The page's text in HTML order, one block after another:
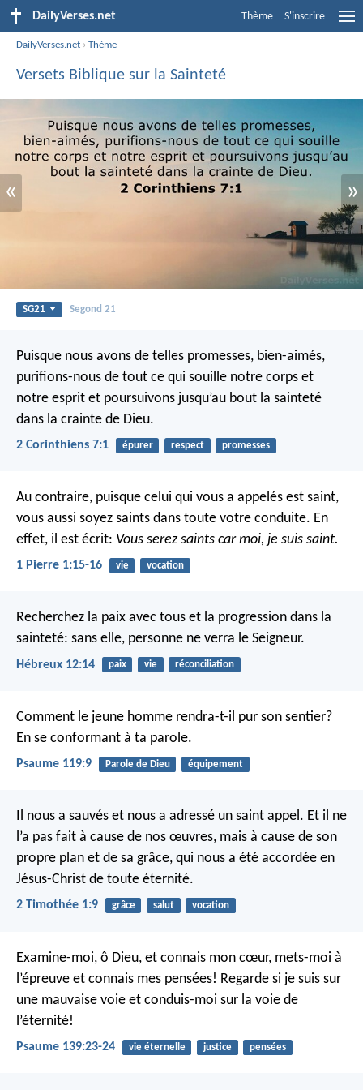
DailyVerses.net Thème S'inscrire
DailyVerses.net ›Thème
Versets Biblique sur la Sainteté
« »
SG21 Segond 21
Puisque nous avons de telles promesses, bien-aimés,
purifions-nous de tout ce qui souille notre corps et
notre esprit et poursuivons jusqu’au bout la sainteté
dans la crainte de Dieu.
2 Corinthiens 7:1 épurer respect promesses
Au contraire, puisque celui qui vous a appelés est saint,
vous aussi soyez saints dans toute votre conduite. En
effet, il est écrit: Vous serez saints car moi, je suis saint.
1 Pierre 1:15-16 vie vocation
Recherchez la paix avec tous et la progression dans la
sainteté: sans elle, personne ne verra le Seigneur.
Hébreux 12:14 paix vie réconciliation
Comment le jeune homme rendra-t-il pur son sentier?
En se conformant à ta parole.
Psaume 119:9 Parole de Dieu équipement
Il nous a sauvés et nous a adressé un saint appel. Et il ne
l’a pas fait à cause de nos œuvres, mais à cause de son
propre plan et de sa grâce, qui nous a été accordée en
Jésus-Christ de toute éternité.
2 Timothée 1:9 grâce salut vocation
Examine-moi, ô Dieu, et connais mon cœur, mets-moi à
l’épreuve et connais mes pensées! Regarde si je suis sur
une mauvaise voie et conduis-moi sur la voie de
l’éternité!
Psaume 139:23-24 vie éternelle justice pensées